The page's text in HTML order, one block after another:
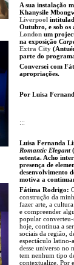
A sua instalação
Khanysile
Liverpool
Outubro, e sob os
London um
na exposição
Extra City
parte do
Conversei com
apropriações.
Por Luisa
:::
Luisa Fernanda
Romantic Elegant
setenta. Acho
presença de
desenvolvimento
motiva a
Fátima Rodrigo:
construção da
fazer arte, a
e compreender
popular converteu-
hoje, continua a
sociais da região,
espectáculo
desse universo no
tem nenhum tipo
contextualize. Por